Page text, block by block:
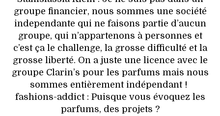
groupe financier, nous sommes une société
independante qui ne faisons partie d’aucun
groupe, qui n’appartenons à personnes et
c’est ça le challenge, la grosse difficulté et la
grosse liberté. On a juste une licence avec le
groupe Clarin’s pour les parfums mais nous
sommes entièrement indépendant !
fashions-addict : Puisque vous évoquez les
parfums, des projets ?